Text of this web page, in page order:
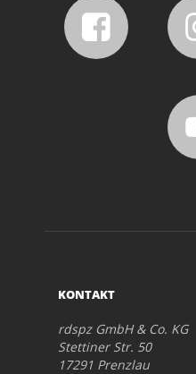
KONTAKT
rdspz GmbH & Co. KG
Stettiner Str. 50
17291 Prenzlau